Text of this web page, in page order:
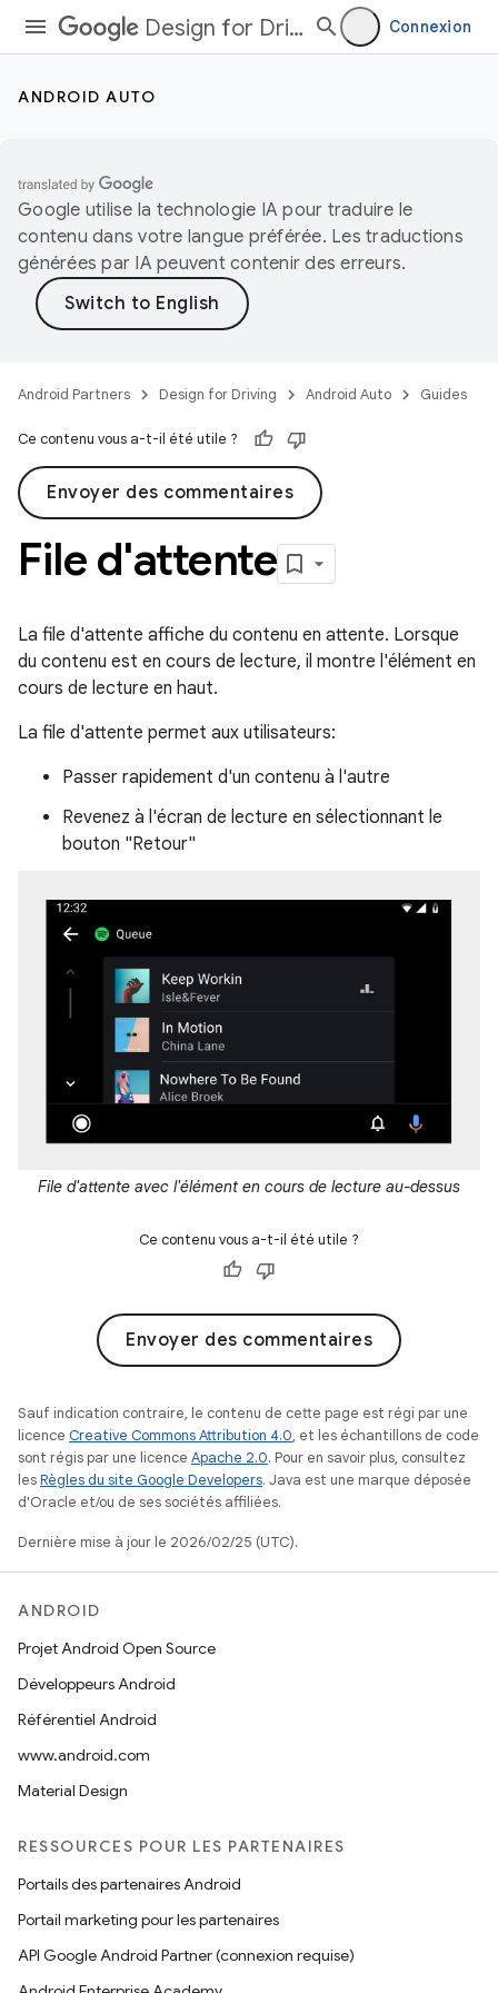
Design for Driving Connexion
ANDROID AUTO
Google utilise la technologie IA pour traduire le
contenu dans votre langue préférée. Les traductions
générées par IA peuvent contenir des erreurs.
Android Partners Design for Driving Android Auto Guides
Ce contenu vous a-t-il été utile ?
Envoyer des commentaires
File d'attente
La file d'attente affiche du contenu en attente. Lorsque
du contenu est en cours de lecture, il montre l'élément en
cours de lecture en haut.
La file d'attente permet aux utilisateurs:
Passer rapidement d'un contenu à l'autre
Revenez à l'écran de lecture en sélectionnant le
bouton "Retour"
File d'attente avec l'élément en cours de lecture au-dessus
Ce contenu vous a-t-il été utile ?
Envoyer des commentaires
Sauf indication contraire, le contenu de cette page est régi par une
licence Creative Commons Attribution 4.0, et les échantillons de code
sont régis par une licence Apache 2.0. Pour en savoir plus, consultez
lesRègles du site Google Developers. Java est une marque déposée
d'Oracle et/ou de ses sociétés affiliées.
Dernière mise à jour le 2026/02/25 (UTC).
ANDROID
Projet Android Open Source
Développeurs Android
Référentiel Android
www.android.com
Material Design
RESSOURCES POUR LES PARTENAIRES
Portails des partenaires Android
Portail marketing pour les partenaires
API Google Android Partner (connexion requise)